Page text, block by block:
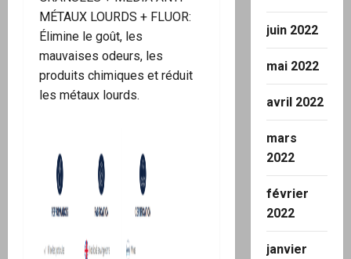
MÉTAUX LOURDS + FLUOR:
Élimine le goût, les
mauvaises odeurs, les
produits chimiques et réduit
les métaux lourds.
juin 2022
mai 2022
avril 2022
mars
2022
février
2022
janvier